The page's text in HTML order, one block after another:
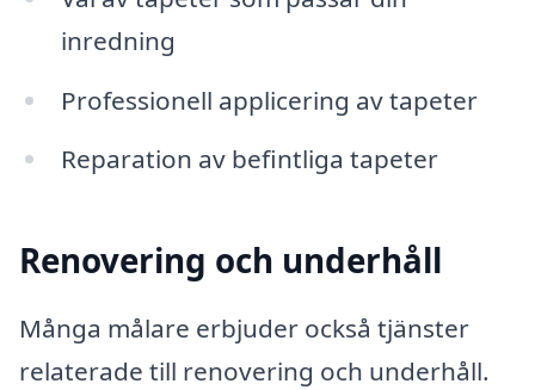
inredning
Professionell applicering av tapeter
Reparation av befintliga tapeter
Renovering och underhåll
Många målare erbjuder också tjänster
relaterade till renovering och underhåll.